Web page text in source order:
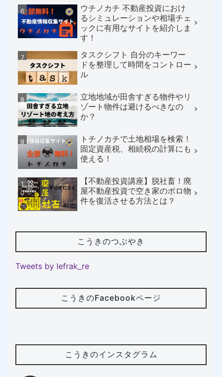
ウチノカチ 不動産投資におけ
るシミュレーションや相場チェ
ックに有用なサイトを紹介しま
す！
タスクシフト 自分のキーワー
ドを整理して時間をコントロー
ル
立地地域が田舎すぎる物件やリ
ゾート物件は避けるべきなの
か？
トチノカチで土地相場を検索！
固定資産税、相続税の計算にも
使える！
【不動産投資講座】脱社畜！廃
屋不動産投資で空き家のボロ物
件を復活させる方法とは？
こうきのつぶやき
Tweets by lefrak_re
こうきのFacebookページ
こうきのインスタグラム